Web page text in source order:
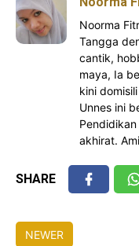
Noorma
Tangga
cantik,
maya, Ia
kini
Unnes ini
akhirat.
SHARE
NEWER